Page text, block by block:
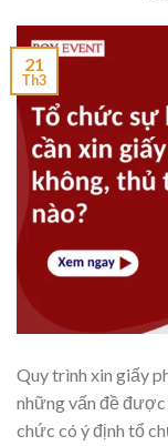
21
Th3
Quy trình xin giấy
những vấn đề được
chức có ý định tổ